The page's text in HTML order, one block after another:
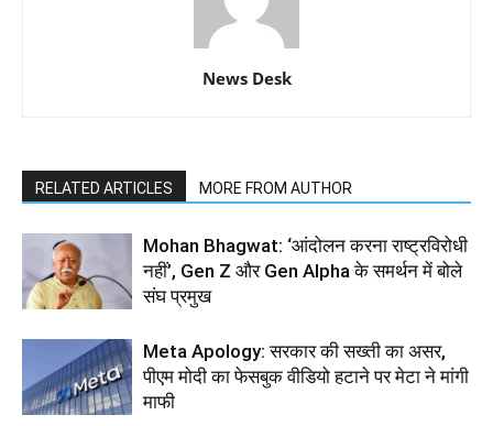
News Desk
RELATED ARTICLES MORE FROM AUTHOR
Mohan Bhagwat: ‘आंदोलन करना राष्ट्रविरोधी
नहीं’, Gen Z और Gen Alpha के समर्थन में बोले
संघ प्रमुख
Meta Apology: सरकार की सख्ती का असर,
पीएम मोदी का फेसबुक वीडियो हटाने पर मेटा ने मांगी
माफी